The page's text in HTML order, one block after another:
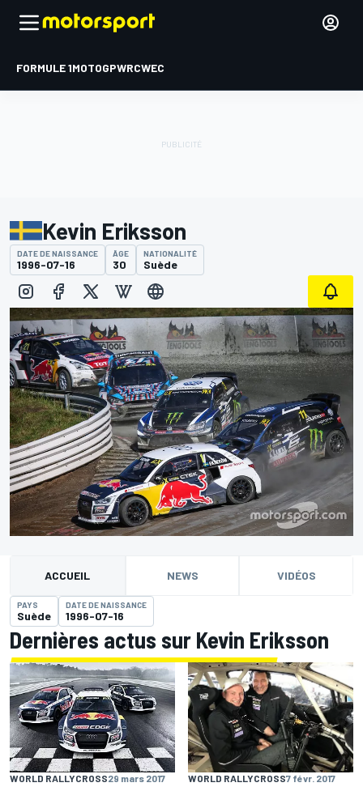
FORMULE 1MOTOGPWRCWEC
Kevin Eriksson
DATE DE NAISSANCE
1996-07-16
ÂGE
30
NATIONALITÉ
Suède
ACCUEIL NEWS VIDÉOS
PAYS
Suède
DATE DE NAISSANCE
1996-07-16
Dernières actus sur Kevin Eriksson
WORLD RALLYCROSS29 mars 2017 WORLD RALLYCROSS7 févr. 2017